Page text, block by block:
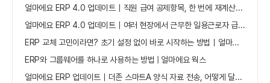
얼마에요 ERP 4.0 업데이트｜직원 급여 공제항목, 한 번에 재계산하세요
얼마에요 ERP 4.0 업데이트｜여러 현장에서 근무한 일용근로자 급여, 현장별로 선택 수집하세요
ERP 교체 고민이라면? 초기 설정 없이 바로 시작하는 방법｜얼마에요 ERP
ERP와 그룹웨어를 하나로 사용하는 방법 | 얼마에요 웍스
얼마에요 ERP 업데이트｜더존 스마트A 양식 자료 전송, 어떻게 달라졌나요?